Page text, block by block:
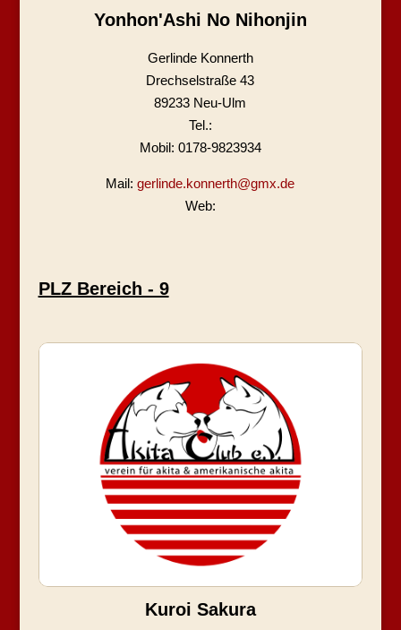
Yonhon'Ashi No Nihonjin
Gerlinde Konnerth
Drechselstraße 43
89233 Neu-Ulm
Tel.:
Mobil: 0178-9823934
Mail:gerlinde.konnerth@gmx.de
Web:
PLZ Bereich - 9
Kuroi Sakura